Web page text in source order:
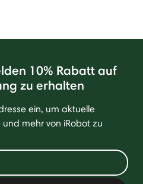
10% Rabatt auf
zu erhalten
ein, um aktuelle
mehr von iRobot zu